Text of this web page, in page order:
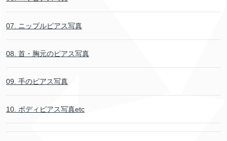
07. ニップルピアス写真
08. 首・胸元のピアス写真
09. 手のピアス写真
10. ボディピアス写真etc